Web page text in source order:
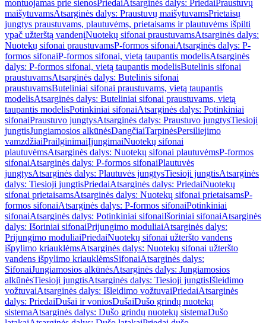
montuojamas prie sienosPriedaiAtsarginės dalys: PriedaiPraustuvų
maišytuvamsAtsarginės dalys: Praustuvų maišytuvamsPrietaisų
jungtys praustuvams, plautuvėms, prietaisams ir plautuvėms išpilti
ypač užterštą vandenįNuotekų sifonai praustuvamsAtsarginės dalys:
Nuotekų sifonai praustuvamsP-formos sifonaiAtsarginės dalys: P-
formos sifonaiP-formos sifonai, vietą taupantis modelisAtsarginės
dalys: P-formos sifonai, vietą taupantis modelisButelinis sifonai
praustuvamsAtsarginės dalys: Butelinis sifonai
praustuvamsButeliniai sifonai praustuvams, vietą taupantis
modelisAtsarginės dalys: Buteliniai sifonai praustuvams, vietą
taupantis modelisPotinkiniai sifonaiAtsarginės dalys: Potinkiniai
sifonaiPraustuvo jungtysAtsarginės dalys: Praustuvo jungtysTiesioji
jungtisJungiamosios alkūnėsDangčiaiTarpinėsPersiliejimo
vamzdžiaiPrailginimaiĮjungimaiNuotekų sifonai
plautuvėmsAtsarginės dalys: Nuotekų sifonai plautuvėmsP-formos
sifonaiAtsarginės dalys: P-formos sifonaiPlautuvės
jungtysAtsarginės dalys: Plautuvės jungtysTiesioji jungtisAtsarginės
dalys: Tiesioji jungtisPriedaiAtsarginės dalys: PriedaiNuotekų
sifonai prietaisamsAtsarginės dalys: Nuotekų sifonai prietaisamsP-
formos sifonaiAtsarginės dalys: P-formos sifonaiPotinkiniai
sifonaiAtsarginės dalys: Potinkiniai sifonaiIšoriniai sifonaiAtsarginės
dalys: Išoriniai sifonaiPrijungimo moduliaiAtsarginės dalys:
Prijungimo moduliaiPriedaiNuotekų sifonai užteršto vandens
išpylimo kriauklėmsAtsarginės dalys: Nuotekų sifonai užteršto
vandens išpylimo kriauklėmsSifonaiAtsarginės dalys:
SifonaiJungiamosios alkūnėsAtsarginės dalys: Jungiamosios
alkūnėsTiesioji jungtisAtsarginės dalys: Tiesioji jungtisIšleidimo
vožtuvaiAtsarginės dalys: Išleidimo vožtuvaiPriedaiAtsarginės
dalys: PriedaiDušai ir voniosDušaiDušo grindų nuotekų
sistemaAtsarginės dalys: Dušo grindų nuotekų sistemaDušo